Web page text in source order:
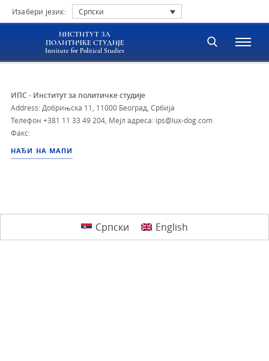
Изабери језик: Српски
ИНСТИТУТ ЗА
ПОЛИТИЧКЕ СТУДИЈЕ
Institute for Political Studies
ИПС - Институт за политичке студије
Address: Добрињска 11, 11000 Београд, Србија
Телефон +381 11 33 49 204 Мејл адреса: ips@lux-dog.com
Факс:
НАЂИ НА МАПИ
Српски English